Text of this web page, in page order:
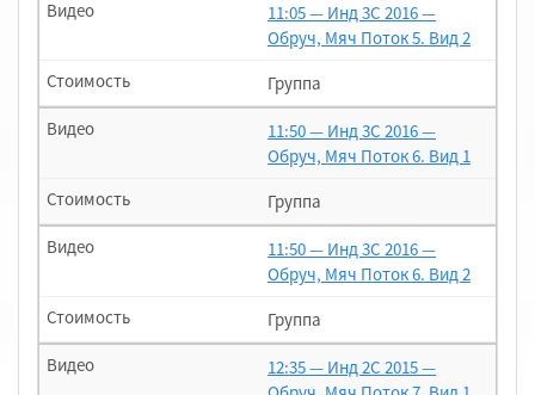
11:05 — Инд 3С 2016 —
Обруч, Мяч Поток 5. Вид 2
Группа
11:50 — Инд 3С 2016 —
Обруч, Мяч Поток 6. Вид 1
Группа
11:50 — Инд 3С 2016 —
Обруч, Мяч Поток 6. Вид 2
Группа
12:35 — Инд 2С 2015 —